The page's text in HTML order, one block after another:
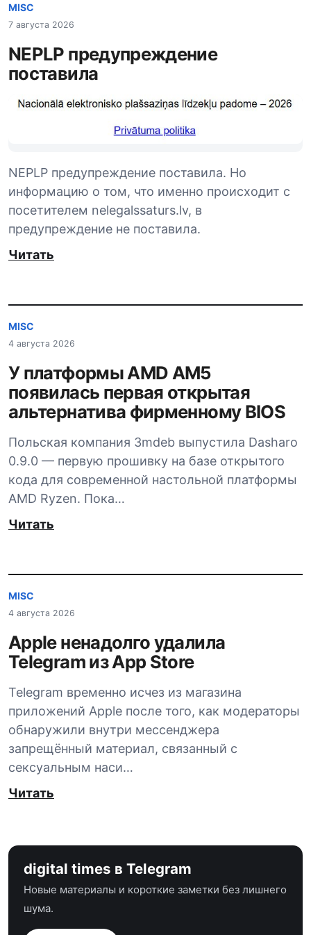
MISC
7 августа 2026
NEPLP предупреждение
поставила
NEPLP предупреждение поставила. Но
информацию о том, что именно происходит с
посетителем nelegalssaturs.lv, в
предупреждение не поставила.
Читать
MISC
4 августа 2026
У платформы AMD AM5
появилась первая открытая
альтернатива фирменному BIOS
Польская компания 3mdeb выпустила Dasharo
0.9.0 — первую прошивку на базе открытого
кода для современной настольной платформы
AMD Ryzen. Пока…
Читать
MISC
4 августа 2026
Apple ненадолго удалила
Telegram из App Store
Telegram временно исчез из магазина
приложений Apple после того, как модераторы
обнаружили внутри мессенджера
запрещённый материал, связанный с
сексуальным наси…
Читать
digital times в Telegram
Новые материалы и короткие заметки без лишнего
шума.